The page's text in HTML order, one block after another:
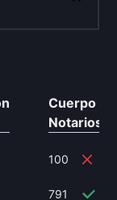
Cuerpo de
Notarios
100
791